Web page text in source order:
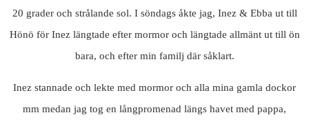
20 grader och strålande sol. I söndags åkte jag, Inez & Ebba ut till
Hönö för Inez längtade efter mormor och längtade allmänt ut till ön
bara, och efter min familj där såklart.
Inez stannade och lekte med mormor och alla mina gamla dockor
mm medan jag tog en långpromenad längs havet med pappa,